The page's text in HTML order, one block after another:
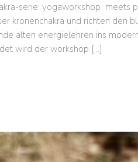
serie: yogaworkshop meets
kronenchakra und richten den
alten energielehren ins
wird der workshop […]